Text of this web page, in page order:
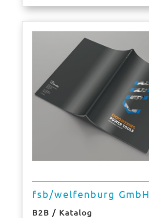
fsb/welfenburg GmbH
B2B / Katalog